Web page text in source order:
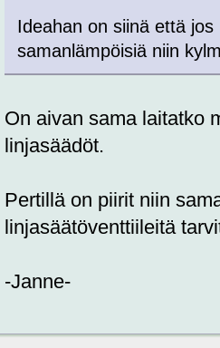
Ideahan on siinä että
samanlämpöisiä niin
On aivan sama laitatko
linjasäädöt.
Pertillä on piirit niin
linjasäätöventtiileitä
-Janne-